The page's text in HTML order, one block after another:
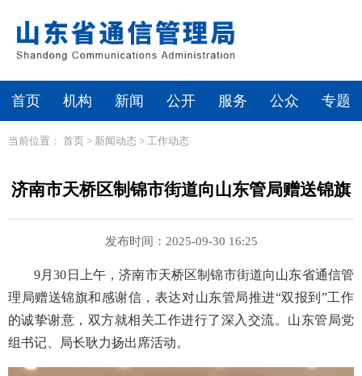
首页 机构 新闻 公开 服务 公众 专题
当前位置： 首页 > 新闻动态 > 工作动态
济南市天桥区制锦市街道向山东管局赠送锦旗
发布时间：2025-09-30 16:25
9月30日上午，济南市天桥区制锦市街道向山东省通信管
理局赠送锦旗和感谢信，表达对山东管局推进“双报到”工作
的诚挚谢意，双方就相关工作进行了深入交流。山东管局党
组书记、局长耿力扬出席活动。